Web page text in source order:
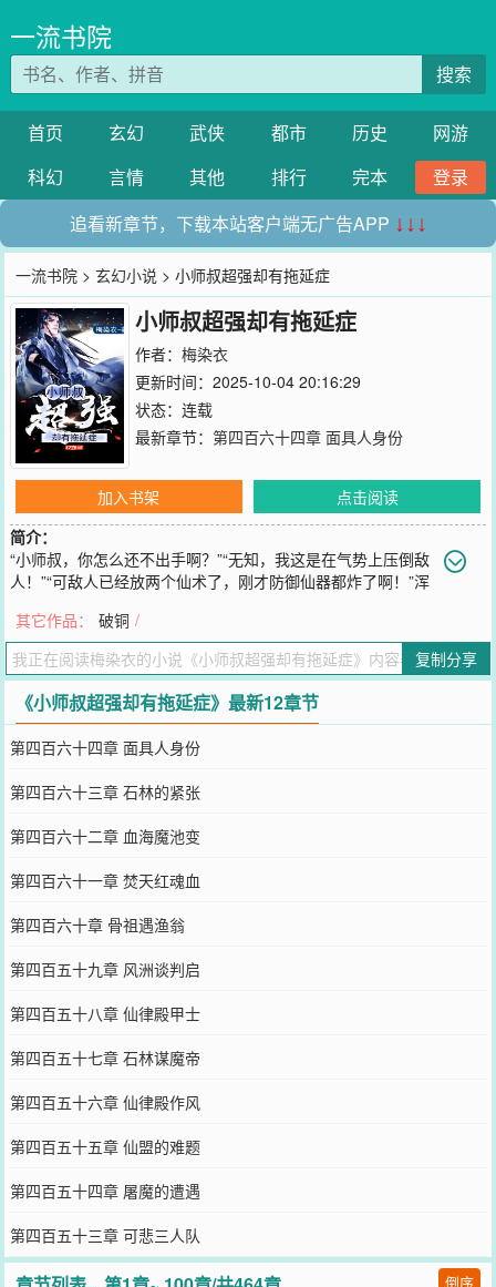
一流书院
搜索
首页 玄幻 武侠 都市 历史
网游
科幻
言情 其他 排行 完本
登录
追看新章节，下载本站客户端无广告APP ↓↓↓
一流书院 >玄幻小说 > 小师叔超强却有拖延症
小师叔超强却有拖延症
作者： 梅染衣
更新时间：2025-10-04 20:16:29
状态：连载
最新章节： 第四百六十四章 面具人身份
加入书架
点击阅读
简介：
“小师叔，你怎么还不出手啊？”“无知，我这是在气势上压倒敌
人！”“可敌人已经放两个仙术了，刚才防御仙器都炸了啊！”浑
老子还能拖！”
您要是觉得《小师叔超强却有拖延症》还不错的话请不要忘记向您QQ
群和微博微信里的朋友推荐哦！
其它作品： 破铜 /
复制分享
《小师叔超强却有拖延症》最新12章节
第四百六十四章 面具人身份
第四百六十三章 石林的紧张
第四百六十二章 血海魔池变
第四百六十一章 焚天红魂血
第四百六十章 骨祖遇渔翁
第四百五十九章 风洲谈判启
第四百五十八章 仙律殿甲士
第四百五十七章 石林谋魔帝
第四百五十六章 仙律殿作风
第四百五十五章 仙盟的难题
第四百五十四章 屠魔的遭遇
第四百五十三章 可悲三人队
倒序